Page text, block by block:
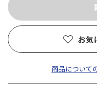
お気
商品について